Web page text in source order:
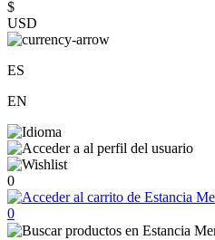
$
USD
ES
EN
0
0